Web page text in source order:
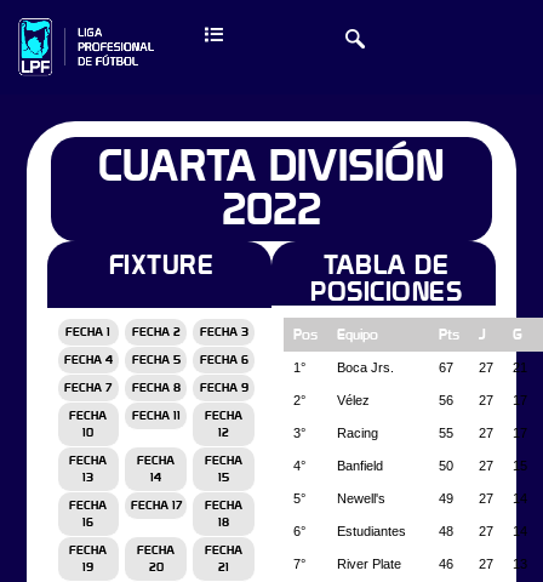
CUARTA DIVISIÓN
2022
FIXTURE
FECHA 1 FECHA 2 FECHA 3
FECHA 4 FECHA 5 FECHA 6
FECHA 7 FECHA 8 FECHA 9
FECHA
10
FECHA 11
FECHA
12
FECHA
13
FECHA
14
FECHA
15
FECHA
16
FECHA 17
FECHA
18
FECHA
19
FECHA
20
FECHA
21
TABLA DE
POSICIONES
Pos Equipo Pts J G
1° Boca Jrs. 67 27 21
2° Vélez 56 27 17
3° Racing 55 27 17
4° Banfield 50 27 15
5° Newell's 49 27 14
6° Estudiantes 48 27 14
7° River Plate 46 27 13